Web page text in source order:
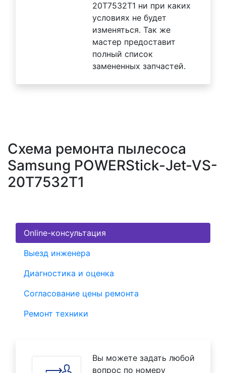
20T7532T1 ни при каких
условиях не будет
изменяться. Так же
мастер предоставит
полный список
замененных запчастей.
Схема ремонта пылесоса
Samsung POWERStick-Jet-VS-
20T7532T1
Online-консультация
Выезд инженера
Диагностика и оценка
Согласование цены ремонта
Ремонт техники
Вы можете задать любой
вопрос по номеру